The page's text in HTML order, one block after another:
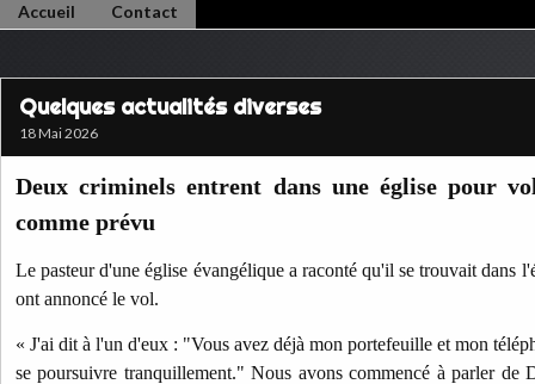
Accueil Contact
Quelques actualités diverses
18 Mai 2026
Deux criminels entrent dans une église pour
comme prévu
Le pasteur d'une église évangélique a raconté qu'il se trouvait dans
ont annoncé le vol.
« J'ai dit à l'un d'eux : "Vous avez déjà mon portefeuille et mon
se poursuivre tranquillement." Nous avons commencé à parler